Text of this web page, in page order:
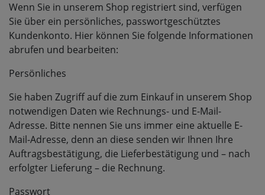
Wenn Sie in unserem Shop registriert sind, verfügen
Sie über ein persönliches, passwortgeschütztes
Kundenkonto. Hier können Sie folgende Informationen
abrufen und bearbeiten:
Persönliches
Sie haben Zugriff auf die zum Einkauf in unserem Shop
notwendigen Daten wie Rechnungs- und E-Mail-
Adresse. Bitte nennen Sie uns immer eine aktuelle E-
Mail-Adresse, denn an diese senden wir Ihnen Ihre
Auftragsbestätigung, die Lieferbestätigung und – nach
erfolgter Lieferung – die Rechnung.
Passwort